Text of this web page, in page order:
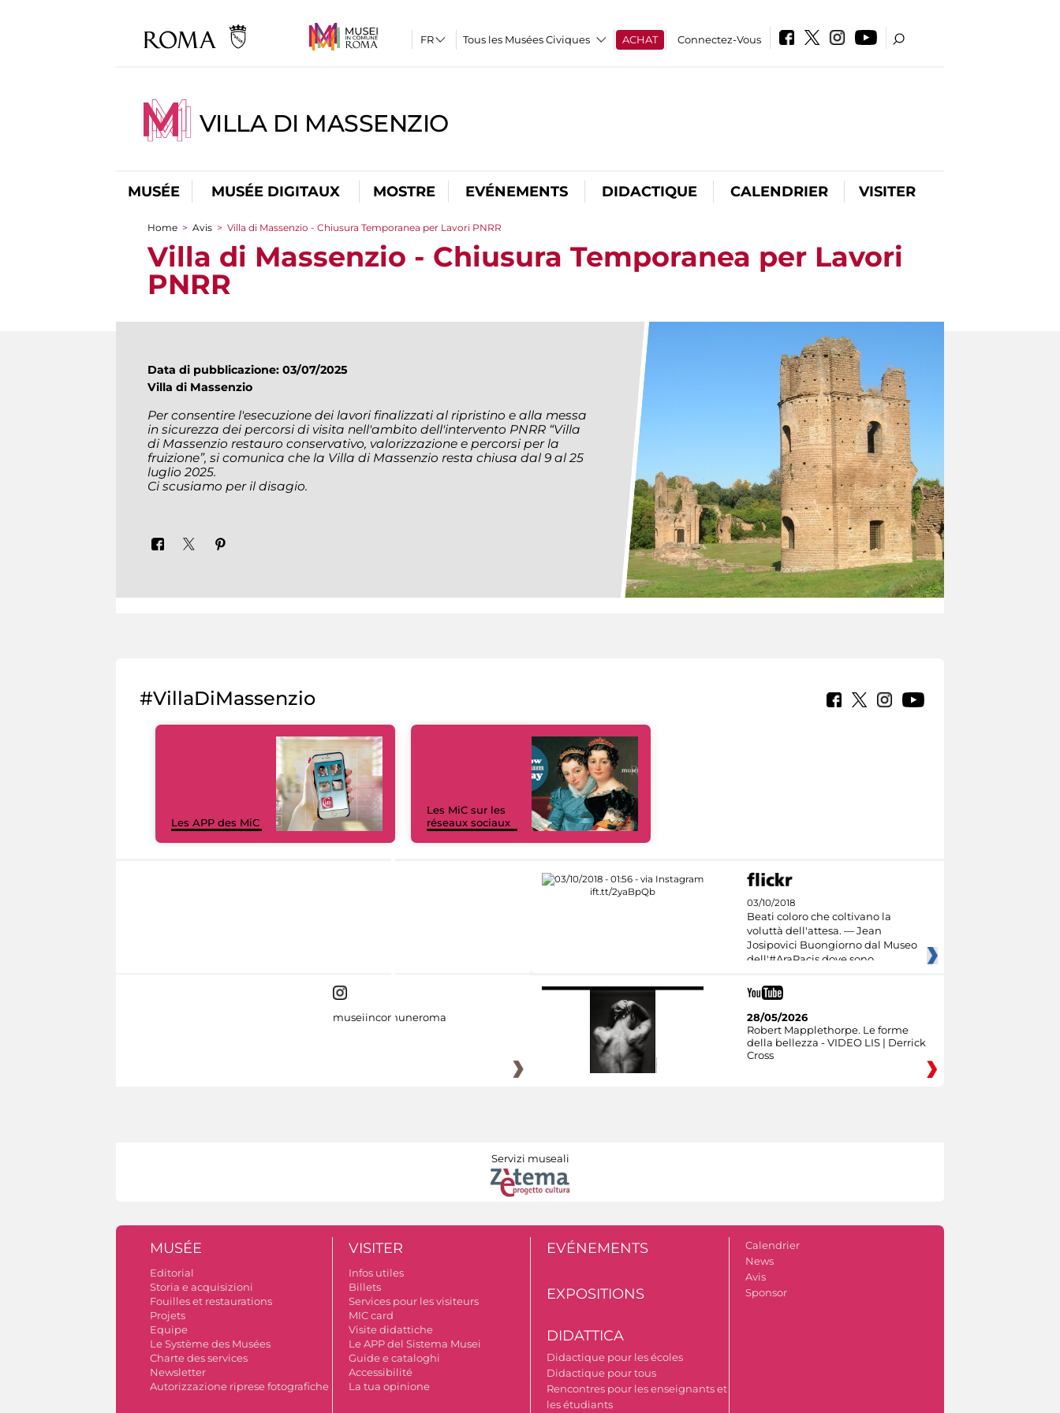
Tous les Musées Civiques ACHAT Connectez-Vous
VILLA DI MASSENZIO
MUSÉE MUSÉE DIGITAUX MOSTRE EVÉNEMENTS DIDACTIQUE CALENDRIER VISITER
You are here
Home > Avis > Villa di Massenzio - Chiusura Temporanea per Lavori PNRR
Villa di Massenzio - Chiusura Temporanea per Lavori
PNRR
Data di pubblicazione: 03/07/2025
Villa di Massenzio
Per consentire l'esecuzione dei lavori finalizzati al ripristino e alla messa
in sicurezza dei percorsi di visita nell'ambito dell'intervento PNRR “Villa
di Massenzio restauro conservativo, valorizzazione e percorsi per la
fruizione”, si comunica che la Villa di Massenzio resta chiusa dal 9 al 25
luglio 2025.
Ci scusiamo per il disagio.
#VillaDiMassenzio
Les APP des MiC
Les MiC sur les
réseaux sociaux
03/10/2018
Beati coloro che coltivano la
voluttà dell'attesa. — Jean
Josipovici Buongiorno dal Museo
dell'#AraPacis dove sono
museiincomuneroma
28/05/2026
Robert Mapplethorpe. Le forme
della bellezza - VIDEO LIS | Derrick
Cross
Servizi museali
MUSÉE
Editorial
Storia e acquisizioni
Fouilles et restaurations
Projets
Equipe
Le Système des Musées
Charte des services
Newsletter
Autorizzazione riprese fotografiche
VISITER
Infos utiles
Billets
Services pour les visiteurs
MIC card
Visite didattiche
Le APP del Sistema Musei
Guide e cataloghi
Accessibilité
La tua opinione
EVÉNEMENTS
EXPOSITIONS
DIDATTICA
Didactique pour les écoles
Didactique pour tous
Rencontres pour les enseignants et
les étudiants
Calendrier
News
Avis
Sponsor